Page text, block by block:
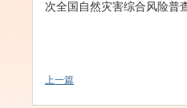
次全国自然灾害综合风险普
上一篇